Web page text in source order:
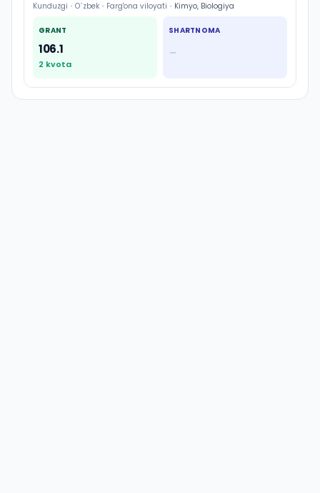
Kunduzgi • O`zbek • Farg'ona viloyati • Kimyo, Biologiya
GRANT
106.1
2 kvota
SHARTNOMA
—